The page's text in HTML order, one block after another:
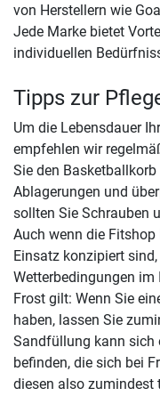
von Herstellern wie
Jede Marke bietet
individuellen
Tipps zur
Um die Lebensdauer
empfehlen wir
Sie den
Ablagerungen und
sollten Sie Schrauben
Auch wenn die
Einsatz konzipiert
Wetterbedingungen im
Frost gilt: Wenn Sie
haben, lassen Sie
Sandfüllung kann sich
befinden, die sich bei
diesen also zumindest